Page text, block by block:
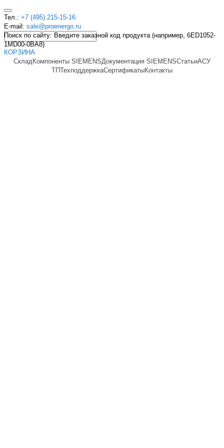
Тел.: +7 (495) 215-15-16
E-mail: sale@proenergo.ru
Поиск по сайту: Введите заказной код продукта (например, 6ED1052-
1MD00-0BA8)
КОРЗИНА
СкладКомпоненты SIEMENSДокументация SIEMENSСтатьиАСУ
ТПТехподдержкаСертификатыКонтакты